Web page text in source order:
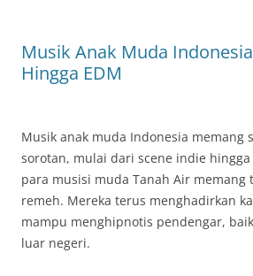
Musik Anak Muda
Hingga EDM
Musik anak muda Indonesia memang
sorotan, mulai dari scene indie hingga
para musisi muda Tanah Air memang
remeh. Mereka terus menghadirkan
mampu menghipnotis pendengar,
luar negeri.